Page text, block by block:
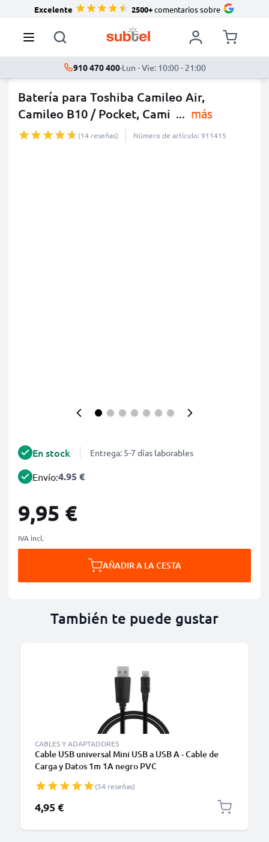
Excelente 2500+comentarios sobre
910 470 400·Lun - Vie: 10:00 - 21:00
Batería para Toshiba Camileo Air,
Camileo B10 / Pocket, Cami ... más
(14 reseñas) Número de artículo: 911415
En stock Entrega: 5-7 días laborables
Envío:4.95 €
9,95 €
IVA incl.
AÑADIR A LA CESTA
También te puede gustar
CABLES Y ADAPTADORES
Cable USB universal Mini USB a USB A - Cable de
Carga y Datos 1m 1A negro PVC
(54 reseñas)
4,95 €